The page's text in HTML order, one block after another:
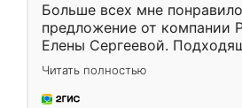
Больше всех мне
предложение от компании
Елены Сергеевой.
короткие сроки
для замера сотрудник
предложил по моему
Читать полностью